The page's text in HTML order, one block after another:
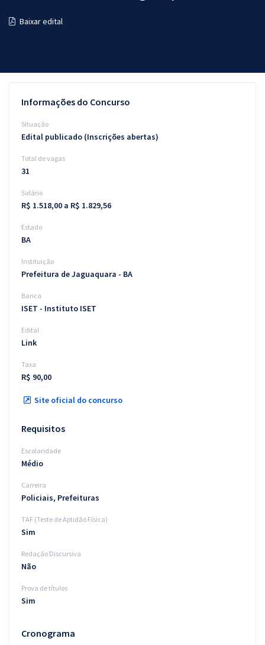
Questões grátis
Blog
Aprovados
Atendimento
Baixar edital
Informações do Concurso
Situação
Edital publicado (Inscrições abertas)
Total de vagas
31
Salário
R$ 1.518,00 a R$ 1.829,56
Estado
BA
Instituição
Prefeitura de Jaguaquara - BA
Banca
ISET - Instituto ISET
Edital
Link
Taxa
R$ 90,00
Site oficial do concurso
Requisitos
Escolaridade
Médio
Carreira
Policiais, Prefeituras
TAF (Teste de Aptidão Física)
Sim
Redação Discursiva
Não
Prova de títulos
Sim
Cronograma